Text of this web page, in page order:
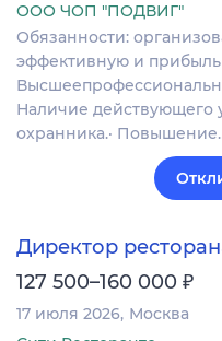
ООО ЧОП "ПОДВИГ"
Обязанности:
эффективную и
Наличие действующего
охранника.·
Директор
127 500–160 000 ₽
17 июля 2026 Москва